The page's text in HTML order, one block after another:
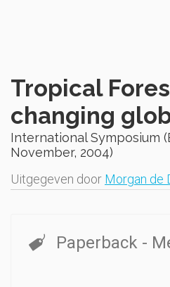
Tropical
changing
International Symposium
November, 2004)
Uitgegeven door Morgan de
Paperback -